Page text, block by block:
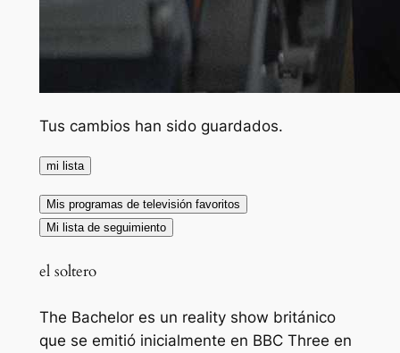
Tus cambios han sido guardados.
mi lista
Mis programas de televisión favoritos
Mi lista de seguimiento
el soltero
The Bachelor es un reality show británico
que se emitió inicialmente en BBC Three en